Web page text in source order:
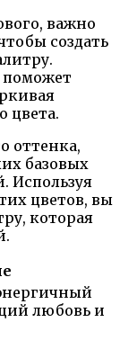
важно
создать
поможет
цвета.
оттенка,
базовых
Используя
цветов, вы
которая
любовь и